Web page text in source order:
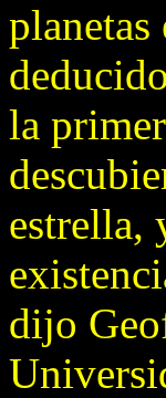
planetas
la
estrella,
dijo